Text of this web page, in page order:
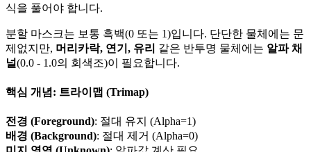
식을 풀어야 합니다.
분할 마스크는 보통 흑백(0 또는 1)입니다. 단단한 물체에는 문
제없지만, 머리카락, 연기, 유리 같은 반투명 물체에는 알파 채
널(0.0 - 1.0의 회색조)이 필요합니다.
핵심 개념: 트라이맵 (Trimap)
전경 (Foreground): 절대 유지 (Alpha=1)
배경 (Background): 절대 제거 (Alpha=0)